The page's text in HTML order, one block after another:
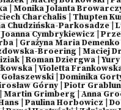
|Monika Jolanta
Charchalis|Thupten
Chudzińska-Parkosadze|
Joanna Cymbrykiewicz|
|Grażyna Maria Demenko
Broering|Maciej
|Roman Dziergwa|
|Violetta
|Dominika
Górny|Piotr
Martin Grimberg|Anna
|Paulina Horbowicz|